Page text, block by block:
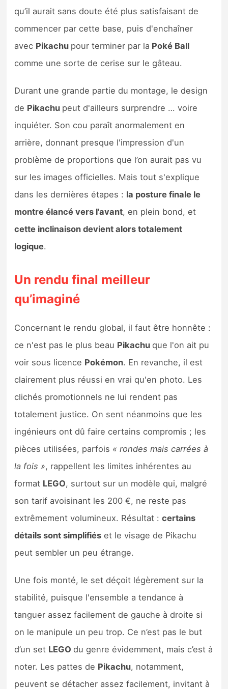
qu’il aurait sans doute été plus satisfaisant de
commencer par cette base, puis d'enchaîner
avec Pikachu pour terminer par la Poké Ball
comme une sorte de cerise sur le gâteau.
Durant une grande partie du montage, le design
de Pikachu peut d'ailleurs surprendre … voire
inquiéter. Son cou paraît anormalement en
arrière, donnant presque l'impression d'un
problème de proportions que l’on aurait pas vu
sur les images officielles. Mais tout s'explique
dans les dernières étapes : la posture finale le
montre élancé vers l'avant, en plein bond, et
cette inclinaison devient alors totalement
logique.
Un rendu final meilleur
qu’imaginé
Concernant le rendu global, il faut être honnête :
ce n'est pas le plus beau Pikachuque l'on ait pu
voir sous licence Pokémon. En revanche, il est
clairement plus réussi en vrai qu'en photo. Les
clichés promotionnels ne lui rendent pas
totalement justice. On sent néanmoins que les
ingénieurs ont dû faire certains compromis ; les
pièces utilisées, parfois « rondes mais carrées à
la fois », rappellent les limites inhérentes au
format LEGO, surtout sur un modèle qui, malgré
son tarif avoisinant les 200 €, ne reste pas
extrêmement volumineux. Résultat :certains
détails sont simplifiés et le visage de Pikachu
peut sembler un peu étrange.
Une fois monté, le set déçoit légèrement sur la
stabilité, puisque l'ensemble a tendance à
tanguer assez facilement de gauche à droite si
on le manipule un peu trop. Ce n’est pas le but
d’un set LEGOdu genre évidemment, mais c’est à
noter. Les pattes de Pikachu, notamment,
peuvent se détacher assez facilement, invitant à